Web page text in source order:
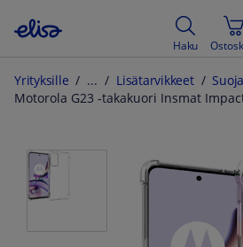
Haku
Yrityksille Lisätarvikkeet
Motorola G23 -takakuori Insmat